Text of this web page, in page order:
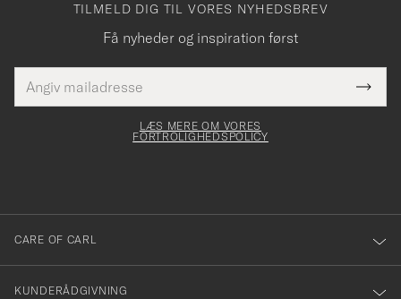
TILMELD DIG TIL VORES NYHEDSBREV
Få nyheder og inspiration først
mailadresse
skal
Tack
för
dig
till
vårt
nyhetsbrev!
LÆS MERE OM VORES
FORTROLIGHEDSPOLICY
CARE OF CARL
KUNDERÅDGIVNING